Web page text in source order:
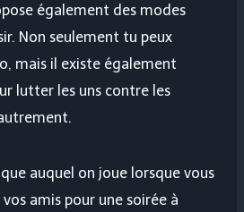
également des modes
Non seulement tu peux
mais il existe également
lutter les uns contre les
auquel on joue lorsque vous
amis pour une soirée à